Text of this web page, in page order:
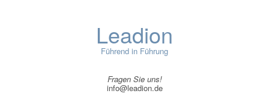
Leadion
Führend in Führung
Fragen Sie uns!
info@leadion.de